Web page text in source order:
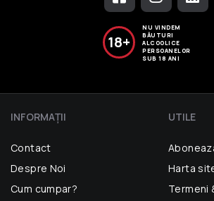
18+
NU VINDEM
BĂUTURI
ALCOOLICE
PERSOANELOR
SUB 18 ANI
INFORMAŢII
Contact
Despre Noi
Cum cumpar?
UTILE
Harta
Termeni